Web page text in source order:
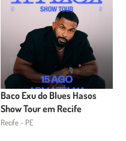
Baco Exu do Blues Hasos
Show Tour em Recife
Recife - PE